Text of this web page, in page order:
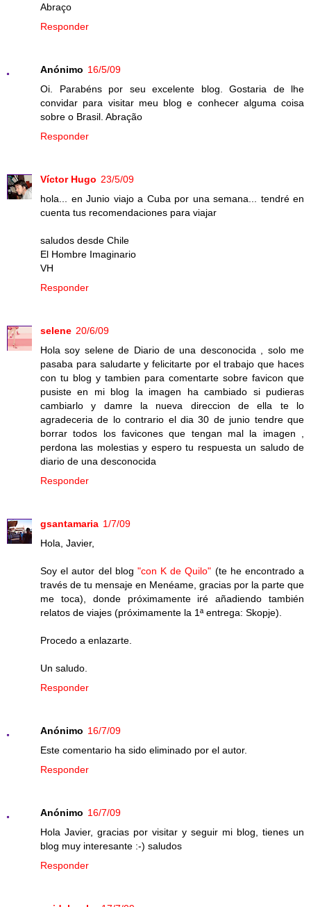
Abraço
Responder
Anónimo 16/5/09
Oi. Parabéns por seu excelente blog. Gostaria de lhe
convidar para visitar meu blog e conhecer alguma coisa
sobre o Brasil. Abração
Responder
Víctor Hugo 23/5/09
hola... en Junio viajo a Cuba por una semana... tendré en
cuenta tus recomendaciones para viajar
saludos desde Chile
El Hombre Imaginario
VH
Responder
selene 20/6/09
Hola soy selene de Diario de una desconocida , solo me
pasaba para saludarte y felicitarte por el trabajo que haces
con tu blog y tambien para comentarte sobre favicon que
pusiste en mi blog la imagen ha cambiado si pudieras
cambiarlo y damre la nueva direccion de ella te lo
agradeceria de lo contrario el dia 30 de junio tendre que
borrar todos los favicones que tengan mal la imagen ,
perdona las molestias y espero tu respuesta un saludo de
diario de una desconocida
Responder
gsantamaria 1/7/09
Hola, Javier,
Soy el autor del blog "con K de Quilo" (te he encontrado a
través de tu mensaje en Menéame, gracias por la parte que
me toca), donde próximamente iré añadiendo también
relatos de viajes (próximamente la 1ª entrega: Skopje).
Procedo a enlazarte.
Un saludo.
Responder
Anónimo 16/7/09
Este comentario ha sido eliminado por el autor.
Responder
Anónimo 16/7/09
Hola Javier, gracias por visitar y seguir mi blog, tienes un
blog muy interesante :-) saludos
Responder